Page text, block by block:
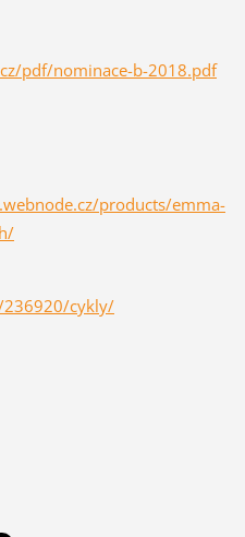
pdf/nominace-b-2018.pdf
products/emma-
236920/cykly/